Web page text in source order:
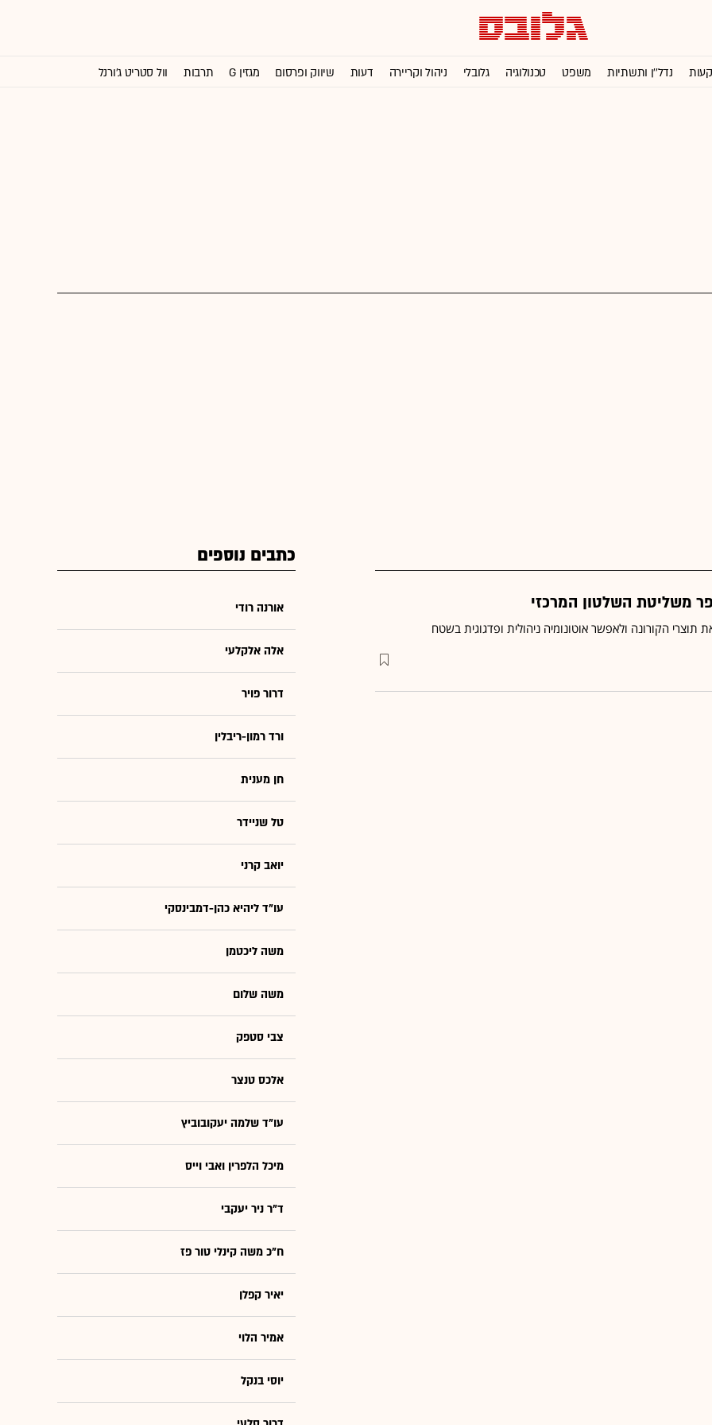
נדל''ן ותשתיות משפט טכנולוגיה גלובלי ניהול וקריירה דעות שיווק ופרסום מגזין G תרבות וול סטריט ג'ורנל
משליטת השלטון המרכזי
הקורונה ולאפשר אוטונומיה ניהולית ופדגוגית בשטח
כתבים נוספים
אורנה רודי
אלה אלקלעי
דרור פויר
ורד רמון-ריבלין
חן מענית
טל שניידר
יואב קרני
עו"ד ליהיא כהן-דמבינסקי
משה ליכטמן
משה שלום
צבי סטפק
אלכס טנצר
עו"ד שלמה יעקובוביץ
מיכל הלפרין ואבי וייס
ד"ר ניר יעקבי
ח"כ משה קינלי טור פז
יאיר קפלן
אמיר הלוי
יוסי בנקל